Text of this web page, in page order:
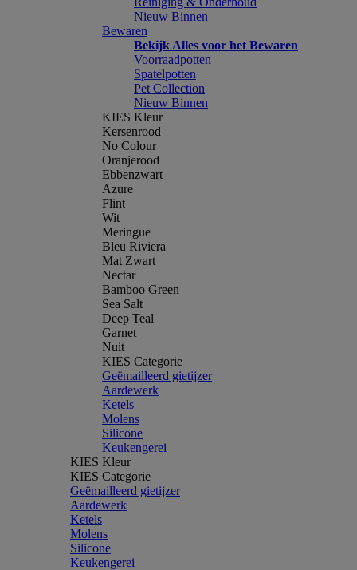
Nieuw Binnen
Bewaren
Bekijk Alles voor het Bewaren
Voorraadpotten
Spatelpotten
Pet Collection
Nieuw Binnen
KIES Kleur
Kersenrood
No Colour
Oranjerood
Ebbenzwart
Azure
Flint
Wit
Meringue
Bleu Riviera
Mat Zwart
Nectar
Bamboo Green
Sea Salt
Deep Teal
Garnet
Nuit
KIES Categorie
Geëmailleerd gietijzer
Aardewerk
Ketels
Molens
Silicone
Keukengerei
KIES Kleur
KIES Categorie
Geëmailleerd gietijzer
Aardewerk
Ketels
Molens
Silicone
Keukengerei